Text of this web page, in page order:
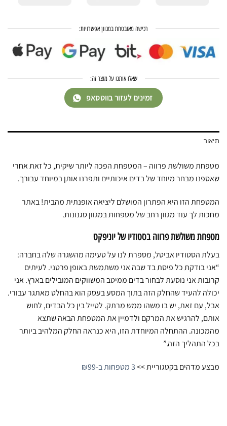
רכישה מאובטחת במגוון אפשרויות:
שאלו אותנו על מוצר זה:
זמינים לעזור בווטסאפ
תיאור
מטפחת משולשת פרווה – המטפחת הפכה ליותר שיקית, כל זאת אחרי
שאספנו מבחר מיוחד של בדים איכותיים ותפרנו אותן במיוחד עבורך.
המטפחת הזו היא הפתרון המושלם ליציאה אופנתית מהבית! באתר
מחכות לך עוד מגוון רחב של מטפחות במגוון סגנונות.
מטפחת משולשת פרווה בסטודיו של יוניפקט
בעלת הסטודיו אביטל, מספרת לנו על טעימה מהשגרה שלה בחברה:
“אני בודקת כל פיסת בד שבה אני משתמשת באופן פרטני. לעיתים
קרובות אני נוסעת לבחור בדים ממיטב המשווקים המובילים בארץ. אני
יכולה להעיד שהחלק הזה בתוך המסע בעסק הוא בהחלט מאתגר עבורי.
אבל, עם זאת, יש בו משהו ממש מרתק. לטייל בין כל הבדים, לחוש
אותם, להרגיש את המרקם ולדמיין את המטפחת הבאה שתצא
מהמכונה. ההתחלה המיוחדת הזו, היא כנראה החלק המלהיב ביותר
בכל התהליך הזה.”
מבצע מדהים בקטגוריית >>3 מטפחות ב-₪99